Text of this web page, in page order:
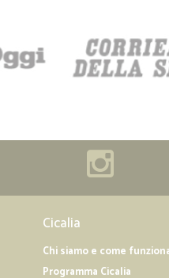
Cicalia
Chi siamo e come
Programma Cicalia